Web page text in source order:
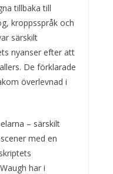
tillbaka till
kroppsspråk och
särskilt
nyanser efter att
De förklarade
överlevnad i
– särskilt
med en
har i